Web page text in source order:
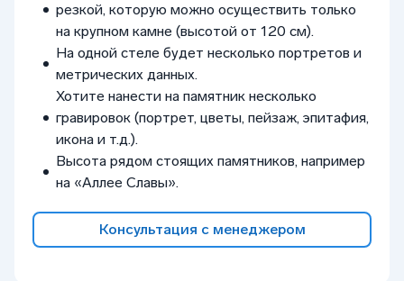
резкой, которую можно осуществить только
на крупном камне (высотой от 120 см).
На одной стеле будет несколько портретов и
метрических данных.
Хотите нанести на памятник несколько
гравировок (портрет, цветы, пейзаж, эпитафия,
икона и т.д.).
Высота рядом стоящих памятников, например
на «Аллее Славы».
Консультация с менеджером